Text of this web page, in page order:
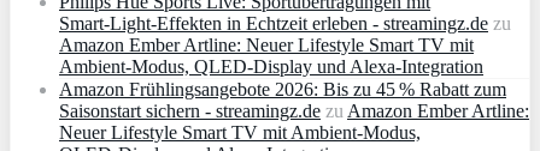
Smart‑Light‑Effekten in Echtzeit erleben - streamingz.de zu
Amazon Ember Artline: Neuer Lifestyle Smart TV mit
Ambient‑Modus, QLED‑Display und Alexa‑Integration
Amazon Frühlingsangebote 2026: Bis zu 45 % Rabatt zum
Saisonstart sichern - streamingz.de zu Amazon Ember Artline:
Neuer Lifestyle Smart TV mit Ambient‑Modus,